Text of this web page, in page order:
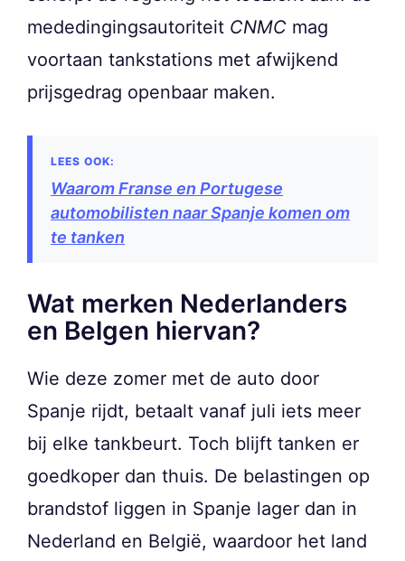
mededingingsautoriteit CNMC mag
voortaan tankstations met afwijkend
prijsgedrag openbaar maken.
Waarom Franse en Portugese
automobilisten naar Spanje komen om
te tanken
Wat merken Nederlanders
en Belgen hiervan?
Wie deze zomer met de auto door
Spanje rijdt, betaalt vanaf juli iets meer
bij elke tankbeurt. Toch blijft tanken er
goedkoper dan thuis. De belastingen op
brandstof liggen in Spanje lager dan in
Nederland en België, waardoor het land